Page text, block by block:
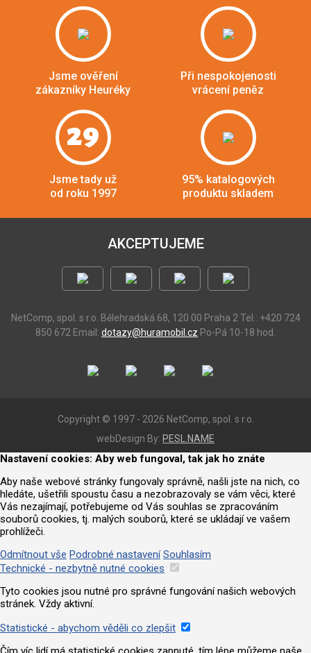
Jsme ověření
zákazníky Heuréky
Při nespokojenosti
vrácení peněz
29
Jsme tady už
od roku 1997
95% katalogových
produktu skladem
AKCEPTUJEME
NetComp, spol. s r.o. Bělehradská 68, 120 00 Praha 2 Tel.: +420 724
850 672 Email: dotazy@huramobil.cz Po-Pá 10-18 hod.
Copyright © 1997 - 2026 NetComp, spol. s r.o.
webDesign By: PESL.NAME
Nastavení cookies: Aby web fungoval, tak jak ho znáte
Aby naše webové stránky fungovaly správně, našli jste na nich, co
hledáte, ušetřili spoustu času a nezobrazovaly se vám věci, které
Vás nezajímají, potřebujeme od Vás souhlas se zpracováním
souborů cookies, tj. malých souborů, které se ukládají ve vašem
prohlížeči.
Odmítnout vše Podrobné nastavení Souhlasím
Technické - nezbytně nutné cookies
Tyto cookies jsou nutné pro správné fungování našich webových
stránek. Vždy aktivní.
Statistické - abychom věděli co zlepšit